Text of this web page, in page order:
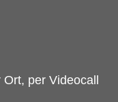
per Videocall